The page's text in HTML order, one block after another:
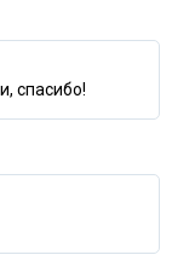
спасибо!